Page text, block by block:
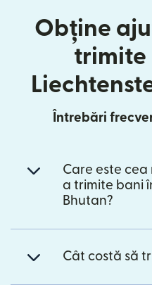
Obține
trimite
Întrebări
Care este
a trimite bani
Bhutan?
Cât costă să